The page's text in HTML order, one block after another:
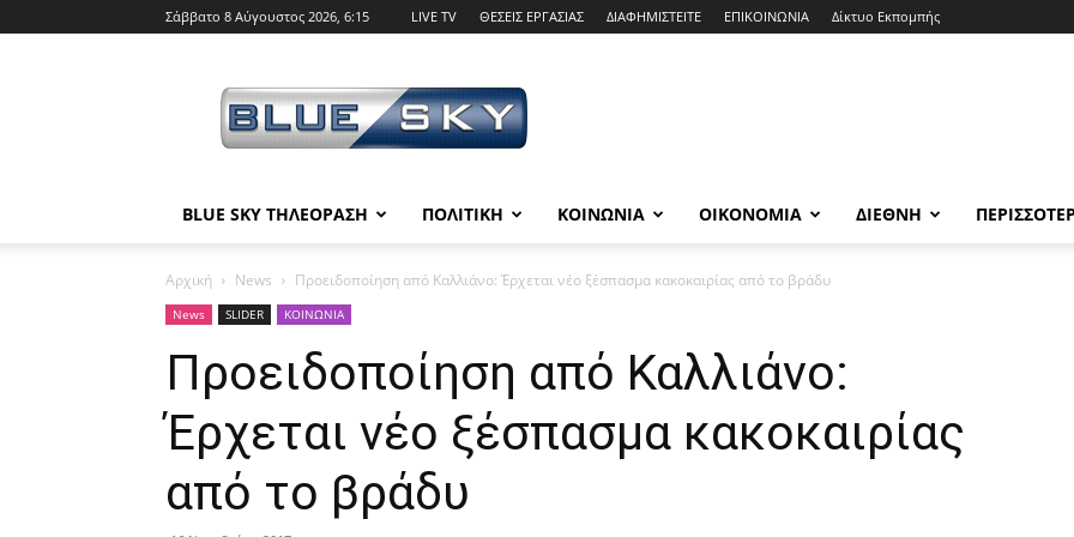
Σάββατο 8 Αύγουστος 2026, 6:15 LIVE TV ΘΕΣΕΙΣ ΕΡΓΑΣΙΑΣ ΔΙΑΦΗΜΙΣΤΕΙΤΕ ΕΠΙΚΟΙΝΩΝΙΑ Δίκτυο Εκπομπής
SKY
BLUE SKY ΤΗΛΕΟΡΑΣΗ ΠΟΛΙΤΙΚΗ ΚΟΙΝΩΝΙΑ ΟΙΚΟΝΟΜΙΑ ΔΙΕΘΝΗ
Αρχική News Προειδοποίηση από Καλλιάνο: Έρχεται νέο ξέσπασμα κακοκαιρίας από το βράδυ
News SLIDER ΚΟΙΝΩΝΙΑ
Προειδοποίηση από Καλλιάνο:
Έρχεται νέο ξέσπασμα κακοκαιρίας
από το βράδυ